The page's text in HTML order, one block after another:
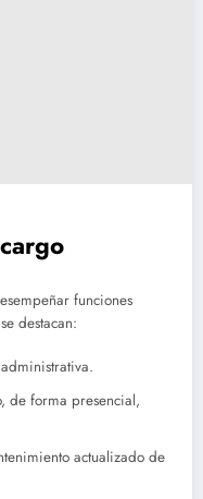
funciones
destacan:
de forma presencial,
actualizado de